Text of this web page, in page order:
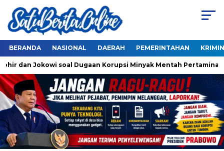
BERANDA NASIONAL DAERAH PEMERINTAHAN
dan Jokowi soal Dugaan Korupsi Minyak Mentah Pertamina